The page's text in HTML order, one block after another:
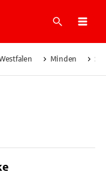
Suche
Minden